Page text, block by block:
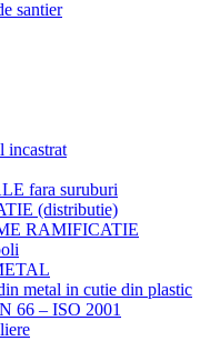
santier
incastrat
fara suruburi
(distributie)
RAMIFICATIE
metal in cutie din plastic
66 – ISO 2001